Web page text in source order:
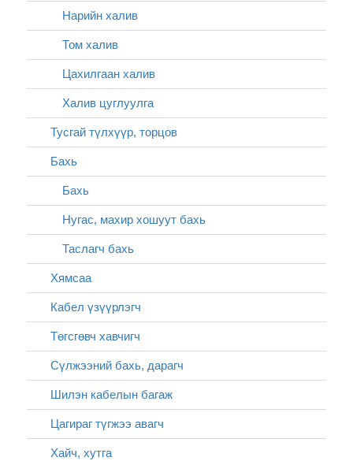
Нарийн халив
Том халив
Цахилгаан халив
Халив цуглуулга
Тусгай түлхүүр, торцов
Бахь
Бахь
Нугас, махир хошуут бахь
Таслагч бахь
Хямсаа
Кабел үзүүрлэгч
Төгсгөвч хавчигч
Сүлжээний бахь, дарагч
Шилэн кабелын багаж
Цагираг түгжээ авагч
Хайч, хутга